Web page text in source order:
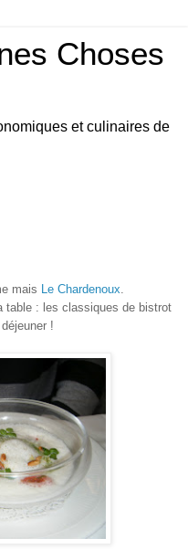
Choses
et culinaires de
mais
Le Chardenoux
table : les classiques de bistrot
!